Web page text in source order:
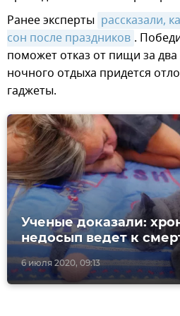
Ранее эксперты рассказали,
сон после праздников .
поможет отказ от пищи за два
ночного отдыха придется
гаджеты.
6 июля 2020, 09:13
Ученые доказали:
недосып ведет к